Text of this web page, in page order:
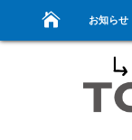
お知らせ